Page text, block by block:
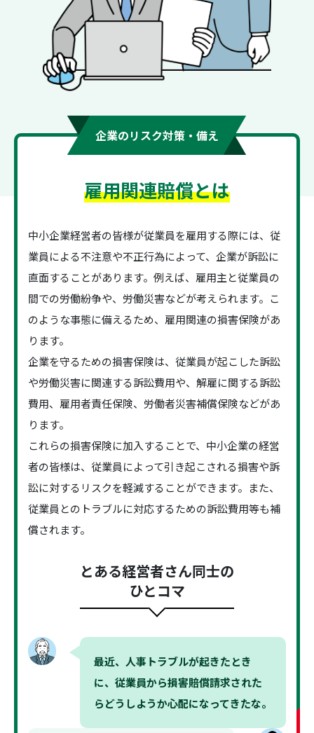
企業のリスク対策・備え
雇用関連賠償とは
中小企業経営者の皆様が従業員を雇用する際には、従
業員による不注意や不正行為によって、企業が訴訟に
直面することがあります。例えば、雇用主と従業員の
間での労働紛争や、労働災害などが考えられます。こ
のような事態に備えるため、雇用関連の損害保険があ
ります。
企業を守るための損害保険は、従業員が起こした訴訟
や労働災害に関連する訴訟費用や、解雇に関する訴訟
費用、雇用者責任保険、労働者災害補償保険などがあ
ります。
これらの損害保険に加入することで、中小企業の経営
者の皆様は、従業員によって引き起こされる損害や訴
訟に対するリスクを軽減することができます。また、
従業員とのトラブルに対応するための訴訟費用等も補
償されます。
とある経営者さん同士の
ひとコマ
最近、人事トラブルが起きたとき
に、従業員から損害賠償請求された
らどうしようか心配になってきたな。